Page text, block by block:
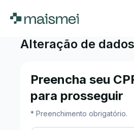
Alteração de
Preencha seu
para prosseguir
* Preenchimento obrigatório.